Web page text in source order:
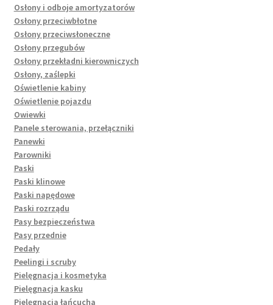
Osłony i odboje amortyzatorów
Osłony przeciwbłotne
Osłony przeciwsłoneczne
Osłony przegubów
Osłony przekładni kierowniczych
Osłony, zaślepki
Oświetlenie kabiny
Oświetlenie pojazdu
Owiewki
Panele sterowania, przełączniki
Panewki
Parowniki
Paski
Paski klinowe
Paski napędowe
Paski rozrządu
Pasy bezpieczeństwa
Pasy przednie
Pedały
Peelingi i scruby
Pielęgnacja i kosmetyka
Pielęgnacja kasku
Pielęgnacja łańcucha